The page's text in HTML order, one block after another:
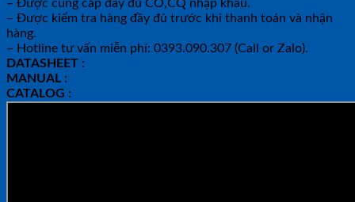
– Được cung cấp đầy đủ CO,CQ nhập khẩu.
– Được kiểm tra hàng đầy đủ trước khi thanh toán và nhận
hàng.
– Hotline tư vấn miễn phí: 0393.090.307 (Call or Zalo).
DATASHEET :
MANUAL :
CATALOG :